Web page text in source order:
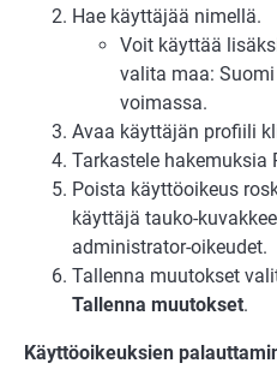
Hae käyttäjää nimellä.
Voit käyttää
valita maa:
voimassa.
Avaa käyttäjän profiili
Tarkastele hakemuksia
Poista käyttöoikeus
käyttäjä tauko-
administrator-oikeudet.
Tallenna muutokset
Tallenna muutokset.
Käyttöoikeuksien